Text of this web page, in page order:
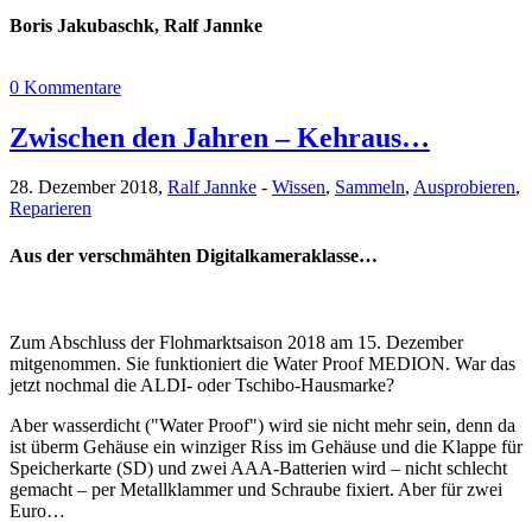
Boris Jakubaschk, Ralf Jannke
0 Kommentare
Zwischen den Jahren – Kehraus…
28. Dezember 2018, Ralf Jannke - Wissen, Sammeln, Ausprobieren,
Reparieren
Aus der verschmähten Digitalkameraklasse…
Zum Abschluss der Flohmarktsaison 2018 am 15. Dezember
mitgenommen. Sie funktioniert die Water Proof MEDION. War das
jetzt nochmal die ALDI- oder Tschibo-Hausmarke?
Aber wasserdicht ("Water Proof") wird sie nicht mehr sein, denn da
ist überm Gehäuse ein winziger Riss im Gehäuse und die Klappe für
Speicherkarte (SD) und zwei AAA-Batterien wird – nicht schlecht
gemacht – per Metallklammer und Schraube fixiert. Aber für zwei
Euro…